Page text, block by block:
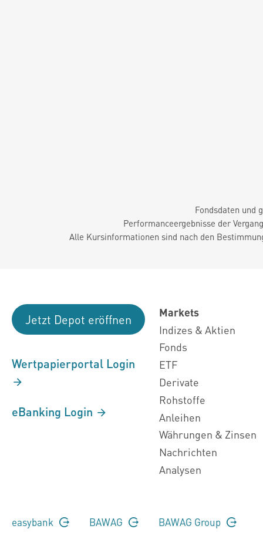
Fondsdaten und
Performanceergebnisse der
Alle Kursinformationen sind nach den
Jetzt Depot eröffnen
Wertpapierportal Login
eBanking Login
Markets
Indizes & Aktien
Fonds
ETF
Derivate
Rohstoffe
Anleihen
Währungen & Zinsen
Nachrichten
Analysen
easybank BAWAG BAWAG Group